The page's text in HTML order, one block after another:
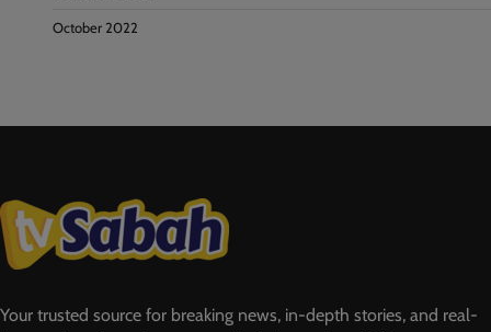
October 2022
Your trusted source for breaking news, in-depth stories, and real-